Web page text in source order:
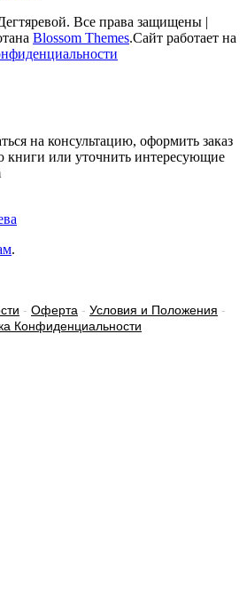
Все права защищены |
Blossom Themes.Сайт работает на
на консультацию, оформить заказ
книги или уточнить интересующие
.
- Оферта - Условия и Положения -
Конфиденциальности